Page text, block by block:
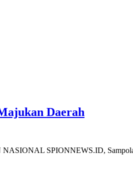
Daerah
SPIONNEWS.ID,